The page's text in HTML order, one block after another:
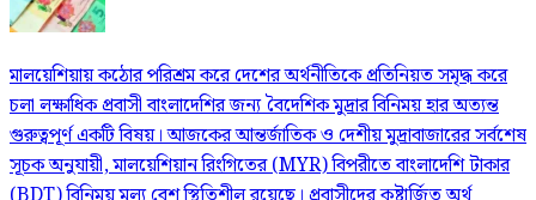
মালয়েশিয়ায় কঠোর পরিশ্রম করে দেশের অর্থনীতিকে প্রতিনিয়ত সমৃদ্ধ করে
চলা লক্ষাধিক প্রবাসী বাংলাদেশির জন্য বৈদেশিক মুদ্রার বিনিময় হার অত্যন্ত
গুরুত্বপূর্ণ একটি বিষয়। আজকের আন্তর্জাতিক ও দেশীয় মুদ্রাবাজারের সর্বশেষ
সূচক অনুযায়ী, মালয়েশিয়ান রিংগিতের (MYR) বিপরীতে বাংলাদেশি টাকার